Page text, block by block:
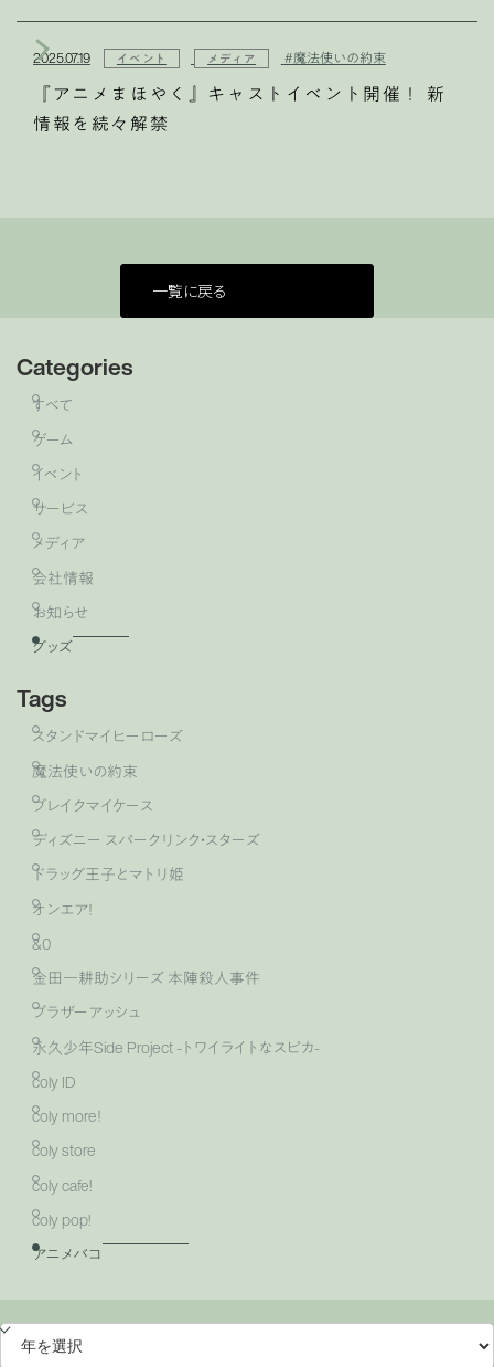
Categories
すべて
ゲーム
イベント
サービス
メディア
会社情報
お知らせ
グッズ
Tags
スタンドマイヒーローズ
魔法使いの約束
ブレイクマイケース
ディズニー スパークリンク・スターズ
ドラッグ王子とマトリ姫
オンエア！
&0
金田一耕助シリーズ 本陣殺人事件
ブラザーアッシュ
永久少年Side Project -トワイライトなスピカ-
coly ID
coly more！
coly store
coly cafe!
coly pop!
アニメバコ
2025.07.19 イベント メディア #魔法使いの約束
『アニメまほやく』キャストイベント開催！ 新
情報を続々解禁
一覧に戻る